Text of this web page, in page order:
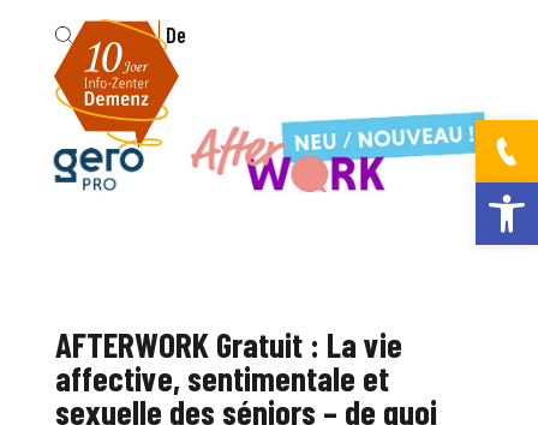
Fr De
AFTERWORK Gratuit : La vie
affective, sentimentale et
sexuelle des séniors – de quoi